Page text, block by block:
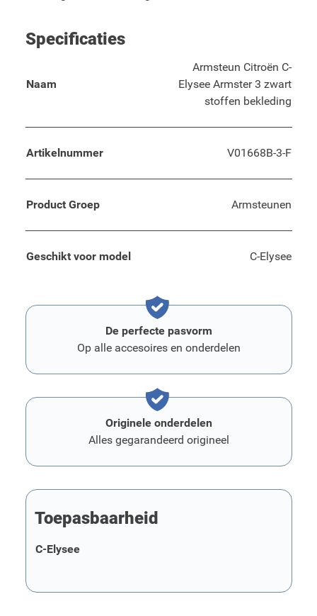
Specificaties
Naam
Armsteun Citroën C-
Elysee Armster 3 zwart
stoffen bekleding
Artikelnummer V01668B-3-F
Product Groep Armsteunen
Geschikt voor model C-Elysee
De perfecte pasvorm
Op alle accesoires en onderdelen
Originele onderdelen
Alles gegarandeerd origineel
Toepasbaarheid
C-Elysee